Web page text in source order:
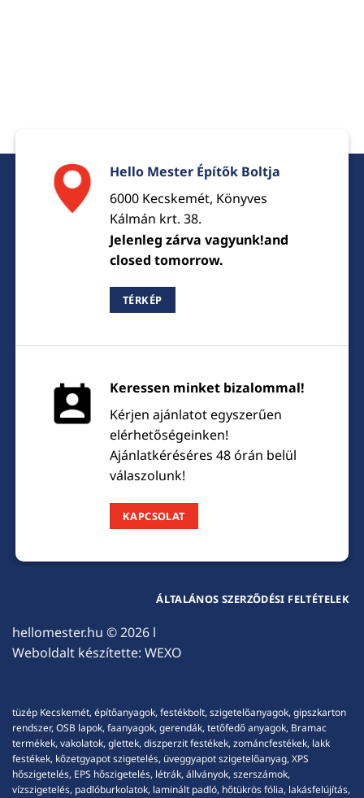
Hello Mester Építők Boltja
6000 Kecskemét, Könyves
Kálmán krt. 38.
Jelenleg zárva vagyunk!and
closed tomorrow.
TÉRKÉP
Keressen minket bizalommal!
Kérjen ajánlatot egyszerűen
elérhetőségeinken!
Ajánlatkéréséres 48 órán belül
válaszolunk!
KAPCSOLAT
hellomester.hu © 2026 l
Weboldalt készítette: WEXO
ÁLTALÁNOS SZERZŐDÉSI FELTÉTELEK
tüzép Kecskemét, építőanyagok, festékbolt, szigetelőanyagok, gipszkarton
rendszer, OSB lapok, faanyagok, gerendák, tetőfedő anyagok, Bramac
termékek, vakolatok, glettek, diszperzit festékek, zománcfestékek, lakk
festékek, kőzetgyapot szigetelés, üveggyapot szigetelőanyag, XPS
hőszigetelés, EPS hőszigetelés, létrák, állványok, szerszámok,
vízszigetelés, padlóburkolatok, laminált padló, hőtükrös fólia, lakásfelújítás,